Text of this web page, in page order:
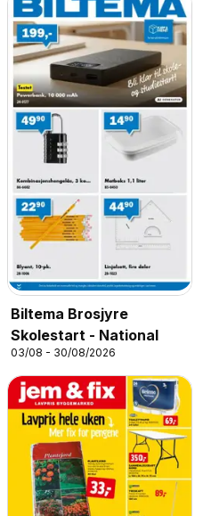
Biltema Brosjyre
Skolestart - National
03/08 - 30/08/2026